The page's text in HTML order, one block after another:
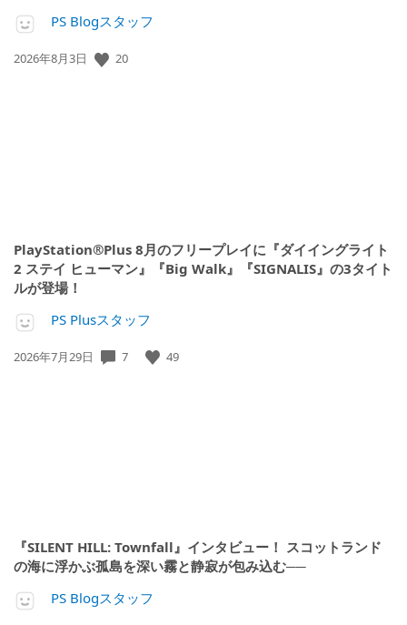
PS Blogスタッフ
公
2026年8月3日 20
PlayStation®Plus 8月のフリープレイに『ダイイングライト
2 ステイ ヒューマン』『Big Walk』『SIGNALIS』の3タイト
ルが登場！
PS Plusスタッフ
公
2026年7月29日 7 49
『SILENT HILL: Townfall』インタビュー！ スコットランド
の海に浮かぶ孤島を深い霧と静寂が包み込む──
PS Blogスタッフ